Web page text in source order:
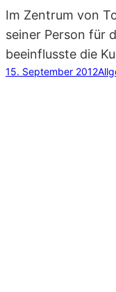
Im Zentrum von
seiner Person für
beeinflusste die
15. September 2012